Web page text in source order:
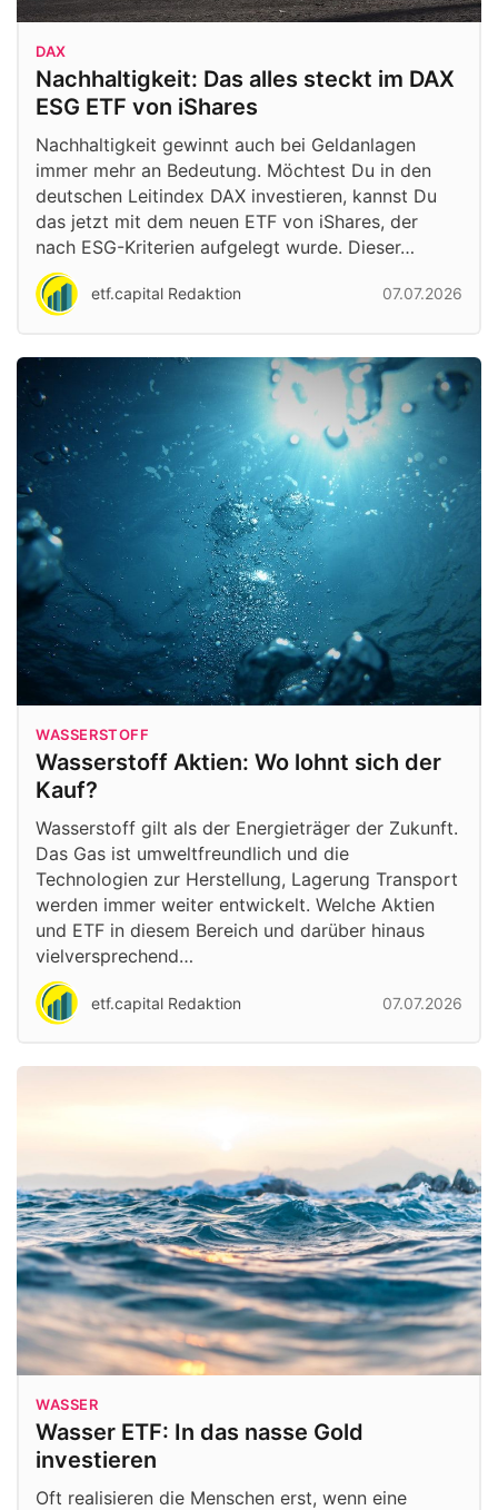
DAX
Nachhaltigkeit: Das alles steckt im DAX
ESG ETF von iShares
Nachhaltigkeit gewinnt auch bei Geldanlagen
immer mehr an Bedeutung. Möchtest Du in den
deutschen Leitindex DAX investieren, kannst Du
das jetzt mit dem neuen ETF von iShares, der
nach ESG-Kriterien aufgelegt wurde. Dieser…
etf.capital Redaktion 07.07.2026
WASSERSTOFF
Wasserstoff Aktien: Wo lohnt sich der
Kauf?
Wasserstoff gilt als der Energieträger der Zukunft.
Das Gas ist umweltfreundlich und die
Technologien zur Herstellung, Lagerung Transport
werden immer weiter entwickelt. Welche Aktien
und ETF in diesem Bereich und darüber hinaus
vielversprechend…
etf.capital Redaktion 07.07.2026
WASSER
Wasser ETF: In das nasse Gold
investieren
Oft realisieren die Menschen erst, wenn eine